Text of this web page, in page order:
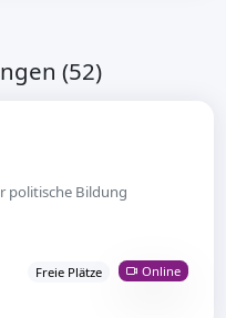
(52)
politische Bildung
Freie Plätze Online